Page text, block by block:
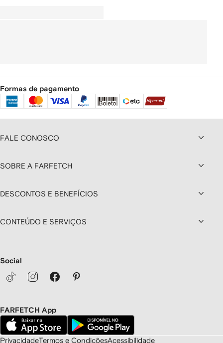
Formas de pagamento
FALE CONOSCO
SOBRE A FARFETCH
DESCONTOS E BENEFÍCIOS
CONTEÚDO E SERVIÇOS
Social
FARFETCH App
PrivacidadeTermos e CondiçõesAcessibilidade